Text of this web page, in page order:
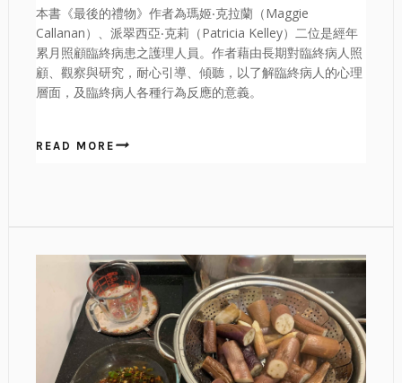
本書《最後的禮物》作者為瑪姬‧克拉蘭（Maggie
Callanan）、派翠西亞‧克莉（Patricia Kelley）二位是經年
累月照顧臨終病患之護理人員。作者藉由長期對臨終病人照
顧、觀察與研究，耐心引導、傾聽，以了解臨終病人的心理
層面，及臨終病人各種行為反應的意義。
READ MORE